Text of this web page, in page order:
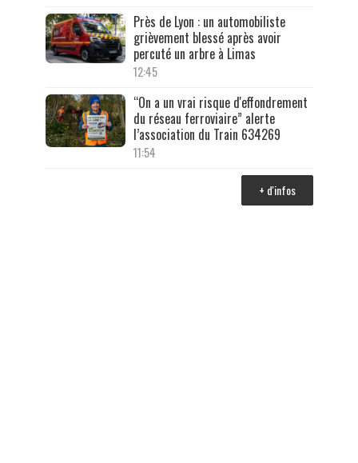
Près de Lyon : un automobiliste
grièvement blessé après avoir
percuté un arbre à Limas
12:45
“On a un vrai risque d'effondrement
du réseau ferroviaire” alerte
l’association du Train 634269
11:54
+ d'infos